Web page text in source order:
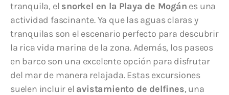
tranquila, el snorkel en la Playa de Mogán es una
actividad fascinante. Ya que las aguas claras y
tranquilas son el escenario perfecto para descubrir
la rica vida marina de la zona. Además, los paseos
en barco son una excelente opción para disfrutar
del mar de manera relajada. Estas excursiones
suelen incluir el avistamiento de delfines, una